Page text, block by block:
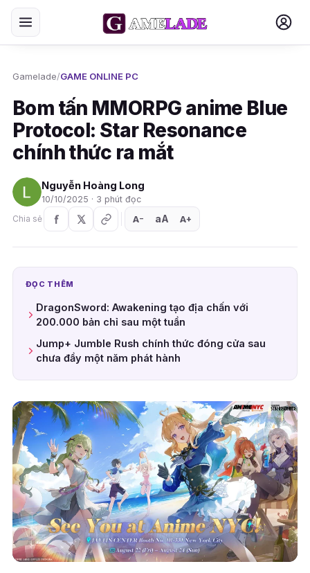
Gamelade/GAME ONLINE PC
Bom tấn MMORPG anime Blue
Protocol: Star Resonance
chính thức ra mắt
Nguyễn Hoàng Long
10/10/2025 · 3 phút đọc
Chia sẻ
A− aA A+
ĐỌC THÊM
DragonSword: Awakening tạo địa chấn với
200.000 bản chỉ sau một tuần
Jump+ Jumble Rush chính thức đóng cửa sau
chưa đầy một năm phát hành